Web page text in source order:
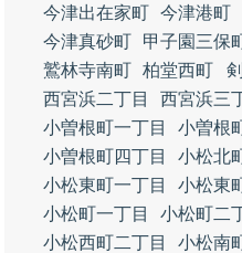
今津出在家町 今津港町
今津真砂町
甲子園三保
鷲林寺南町 柏堂西町
西宮浜二丁目
西宮浜三
小曽根町一丁目
小曽根
小曽根町四丁目
小松北
小松東町一丁目
小松東
小松町一丁目
小松町二
小松西町二丁目
小松南